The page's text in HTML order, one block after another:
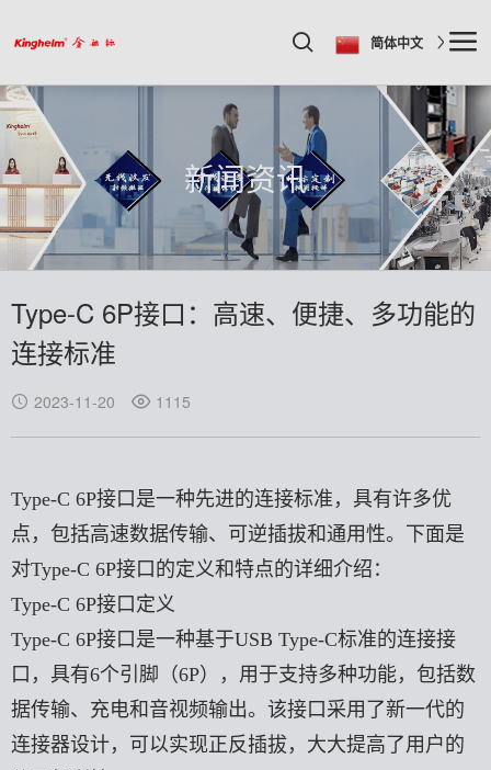
简体中文
新闻资讯
Type-C 6P接口：高速、便捷、多功能的
连接标准
2023-11-20 1115
Type-C 6P接口是一种先进的连接标准，具有许多优
点，包括高速数据传输、可逆插拔和通用性。下面是
对Type-C 6P接口的定义和特点的详细介绍：
Type-C 6P接口定义
Type-C 6P接口是一种基于USB Type-C标准的连接接
口，具有6个引脚（6P），用于支持多种功能，包括数
据传输、充电和音视频输出。该接口采用了新一代的
连接器设计，可以实现正反插拔，大大提高了用户的